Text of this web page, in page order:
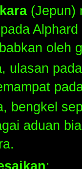
(Jepun)
oleh
ulasan
bengkel
aduan
: